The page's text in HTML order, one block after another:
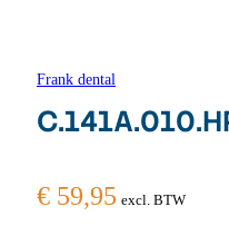
Frank dental
€ 59,95 excl. BTW